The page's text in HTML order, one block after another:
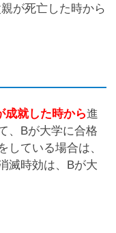
が死亡した時から
成就した時から進
、Bが大学に合格
している場合は、
滅時効は、Bが大